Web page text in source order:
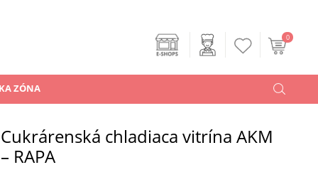
ZÓNA
0
Cukrárenská chladiaca vitrína AKM
– RAPA